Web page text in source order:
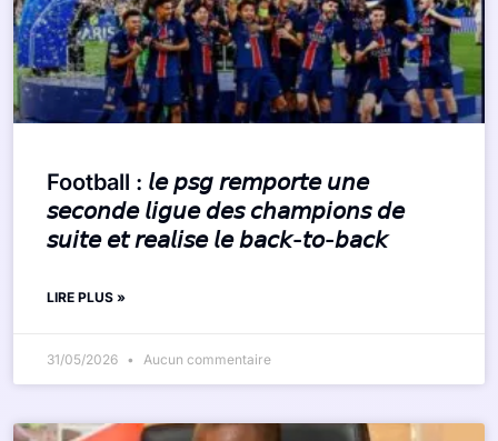
Football : 𝘭𝘦 𝘱𝘴𝘨 𝘳𝘦𝘮𝘱𝘰𝘳𝘵𝘦 𝘶𝘯𝘦
𝘴𝘦𝘤𝘰𝘯𝘥𝘦 𝘭𝘪𝘨𝘶𝘦 𝘥𝘦𝘴 𝘤𝘩𝘢𝘮𝘱𝘪𝘰𝘯𝘴 𝘥𝘦
𝘴𝘶𝘪𝘵𝘦 𝘦𝘵 𝘳𝘦𝘢𝘭𝘪𝘴𝘦 𝘭𝘦 𝘣𝘢𝘤𝘬-𝘵𝘰-𝘣𝘢𝘤𝘬
LIRE PLUS »
31/05/2026 Aucun commentaire